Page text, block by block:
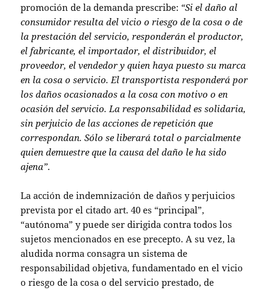
promoción de la demanda prescribe: “Si el daño al
consumidor resulta del vicio o riesgo de la cosa o de
la prestación del servicio, responderán el productor,
el fabricante, el importador, el distribuidor, el
proveedor, el vendedor y quien haya puesto su marca
en la cosa o servicio. El transportista responderá por
los daños ocasionados a la cosa con motivo o en
ocasión del servicio. La responsabilidad es solidaria,
sin perjuicio de las acciones de repetición que
correspondan. Sólo se liberará total o parcialmente
quien demuestre que la causa del daño le ha sido
ajena”.
La acción de indemnización de daños y perjuicios
prevista por el citado art. 40 es “principal”,
“autónoma” y puede ser dirigida contra todos los
sujetos mencionados en ese precepto. A su vez, la
aludida norma consagra un sistema de
responsabilidad objetiva, fundamentado en el vicio
o riesgo de la cosa o del servicio prestado, de